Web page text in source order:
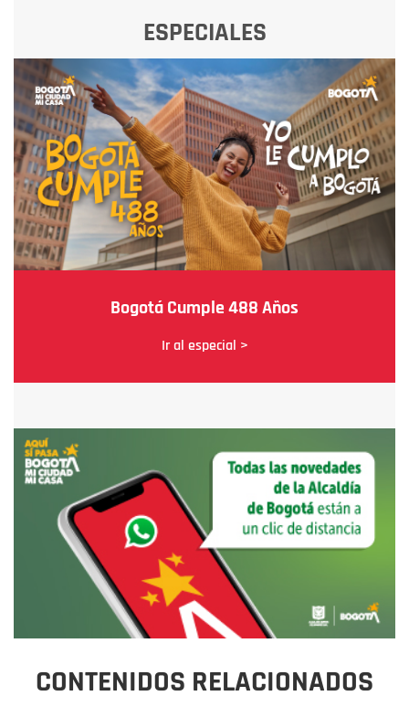
ESPECIALES
Bogotá Cumple 488 Años
Ir al especial >
CONTENIDOS RELACIONADOS